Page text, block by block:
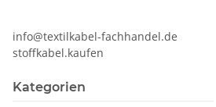
info@textilkabel-fachhandel.de
stoffkabel.kaufen
Kategorien